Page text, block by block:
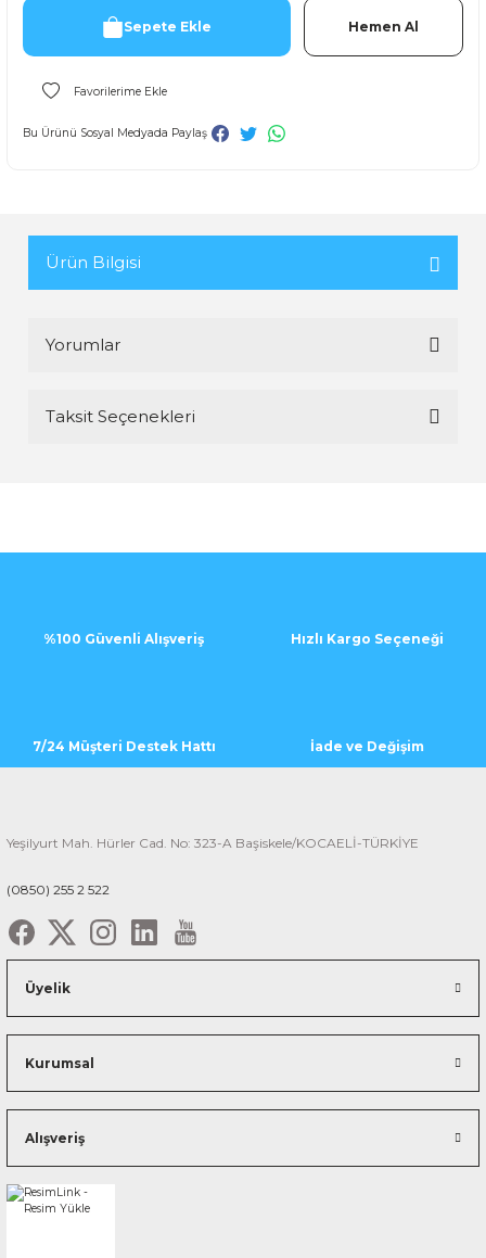
Sepete Ekle Hemen Al
Bu Ürünü Sosyal Medyada Paylaş
Ürün Bilgisi
Yorumlar
Bu ürüne ilk yorumu siz yapın!
Taksit Seçenekleri
%100 Güvenli Alışveriş Hızlı Kargo Seçeneği
7/24 Müşteri Destek Hattı İade ve Değişim
Yeşilyurt Mah. Hürler Cad. No: 323-A Başiskele/KOCAELİ-TÜRKİYE
(0850) 255 2 522
Üyelik
Kurumsal
Alışveriş